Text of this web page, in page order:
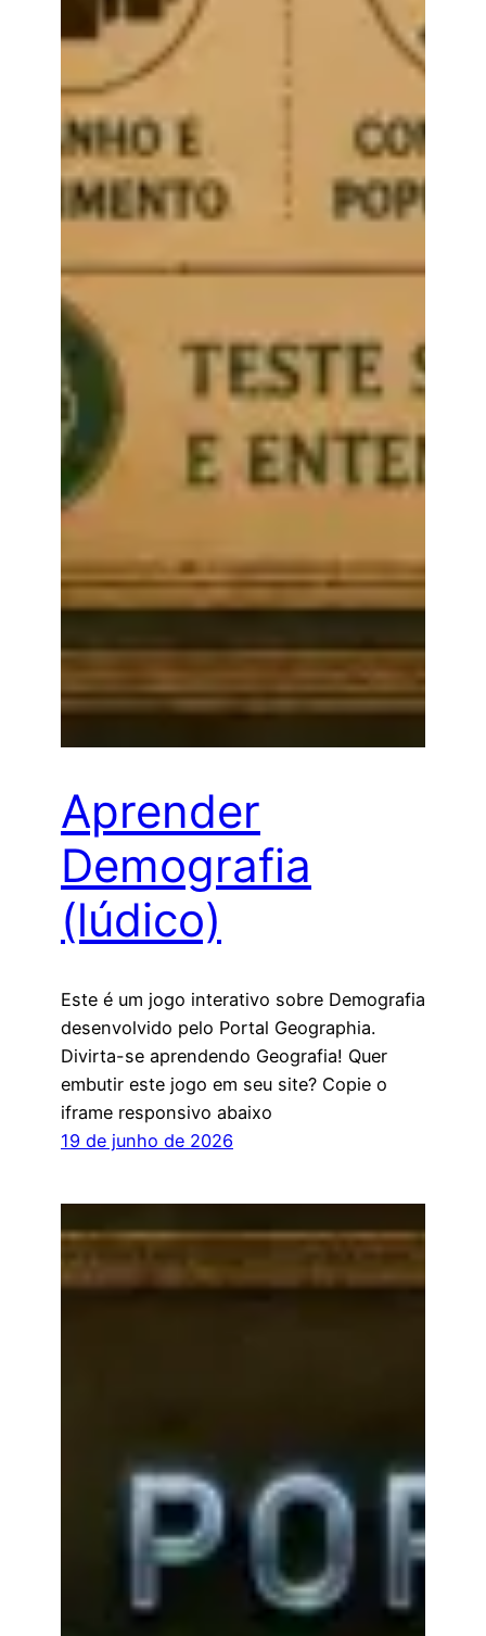
Aprender
Demografia
(lúdico)
Este é um jogo interativo sobre Demografia
desenvolvido pelo Portal Geographia.
Divirta-se aprendendo Geografia! Quer
embutir este jogo em seu site? Copie o
iframe responsivo abaixo
19 de junho de 2026